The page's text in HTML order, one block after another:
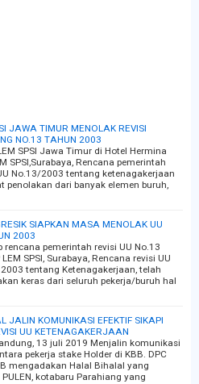
JAWA TIMUR MENOLAK REVISI
NO.13 TAHUN 2003
SPSI Jawa Timur di Hotel Hermina
SPSI,Surabaya, Rencana pemerintah
No.13/2003 tentang ketenagakerjaan
penolakan dari banyak elemen buruh,
SIAPKAN MASA MENOLAK UU
2003
rencana pemerintah revisi UU No.13
SPSI, Surabaya, Rencana revisi UU
tentang Ketenagakerjaan, telah
keras dari seluruh pekerja/buruh hal
JALIN KOMUNIKASI EFEKTIF SIKAPI
UU KETENAGAKERJAAN
13 juli 2019 Menjalin komunikasi
pekerja stake Holder di KBB. DPC
mengadakan Halal Bihalal yang
kotabaru Parahiang yang